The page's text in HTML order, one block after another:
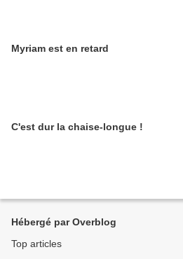
Myriam est en retard
C'est dur la chaise-longue !
Hébergé par Overblog
Top articles